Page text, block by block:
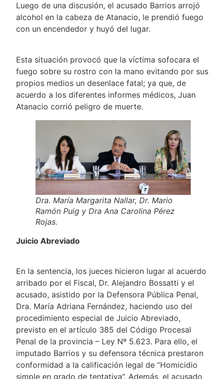
Luego de una discusión, el acusado Barrios arrojó
alcohol en la cabeza de Atanacio, le prendió fuego
con un encendedor y huyó del lugar.
Esta situación provocó que la víctima sofocara el
fuego sobre su rostro con la mano evitando por sus
propios medios un desenlace fatal; ya que, de
acuerdo a los diferentes informes médicos, Juan
Atanacio corrió peligro de muerte.
Dra. María Margarita Nallar, Dr. Mario
Ramón Puig y Dra Ana Carolina Pérez
Rojas.
Juicio Abreviado
En la sentencia, los jueces hicieron lugar al acuerdo
arribado por el Fiscal, Dr. Alejandro Bossatti y el
acusado, asistido por la Defensora Pública Penal,
Dra. María Adriana Fernández, haciendo uso del
procedimiento especial de Juicio Abreviado,
previsto en el artículo 385 del Código Procesal
Penal de la provincia – Ley Nº 5.623. Para ello, el
imputado Barrios y su defensora técnica prestaron
conformidad a la calificación legal de “Homicidio
simple en grado de tentativa”. Además, el acusado